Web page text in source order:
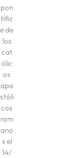
pon
tífic
e de
los
cat
ólic
os
apo
stóli
cos
rom
ano
s el
14/